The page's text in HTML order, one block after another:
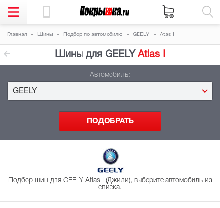
Главная Шины Подбор по автомобилю GEELY Atlas I
Шины для GEELYAtlas I
Автомобиль:
GEELY
Подбор шин для GEELY Atlas I (Джили), выберите автомобиль из
списка.